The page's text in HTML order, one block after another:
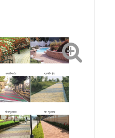
प्राचीन ईंट प्राचीन ईंट
चैन फुटपाथ चैन फुटपाथ